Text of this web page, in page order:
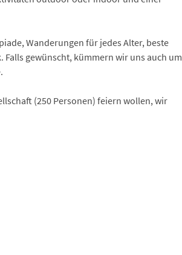
Wanderungen für jedes Alter, beste
gewünscht, kümmern wir uns auch um
(250 Personen) feiern wollen, wir